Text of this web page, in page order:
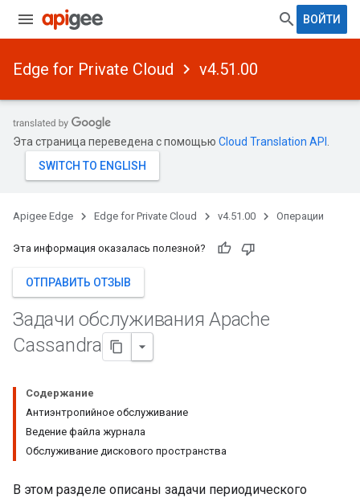
ВОЙТИ
Edge for Private Cloud v4.51.00
Эта страница переведена с помощью Cloud Translation API
Apigee Edge Edge for Private Cloud v4.51.00 Операции
Эта информация оказалась полезной?
ОТПРАВИТЬ ОТЗЫВ
Задачи обслуживания Apache
Cassandra
Содержание
Антиэнтропийное обслуживание
Ведение файла журнала
Обслуживание дискового пространства
В этом разделе описаны задачи периодического